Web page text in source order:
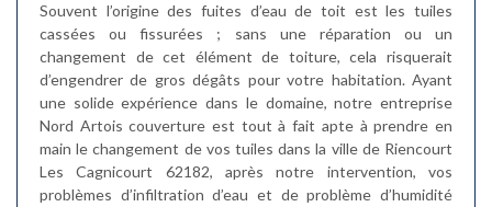
Souvent l’origine des fuites d’eau de toit est les tuiles
cassées ou fissurées ; sans une réparation ou un
changement de cet élément de toiture, cela risquerait
d’engendrer de gros dégâts pour votre habitation. Ayant
une solide expérience dans le domaine, notre entreprise
Nord Artois couverture est tout à fait apte à prendre en
main le changement de vos tuiles dans la ville de Riencourt
Les Cagnicourt 62182, après notre intervention, vos
problèmes d’infiltration d’eau et de problème d’humidité